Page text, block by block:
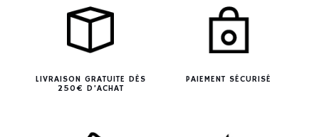
LIVRAISON GRATUITE DÈS
250€ D’ACHAT
PAIEMENT SÉCURISÉ